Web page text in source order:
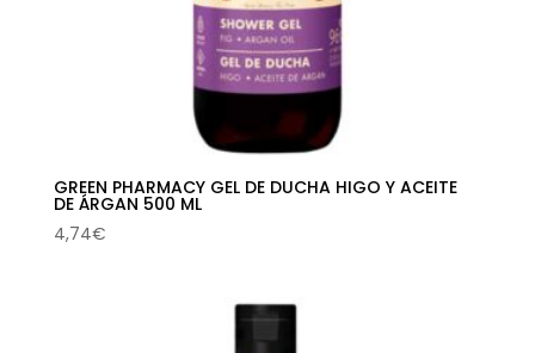
GREEN PHARMACY GEL DE DUCHA HIGO Y ACEITE
DE ÁRGAN 500 ML
4,74€